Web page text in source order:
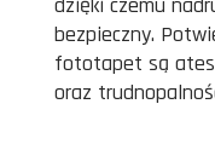
dzięki czemu
bezpieczny.
fototapet są
oraz